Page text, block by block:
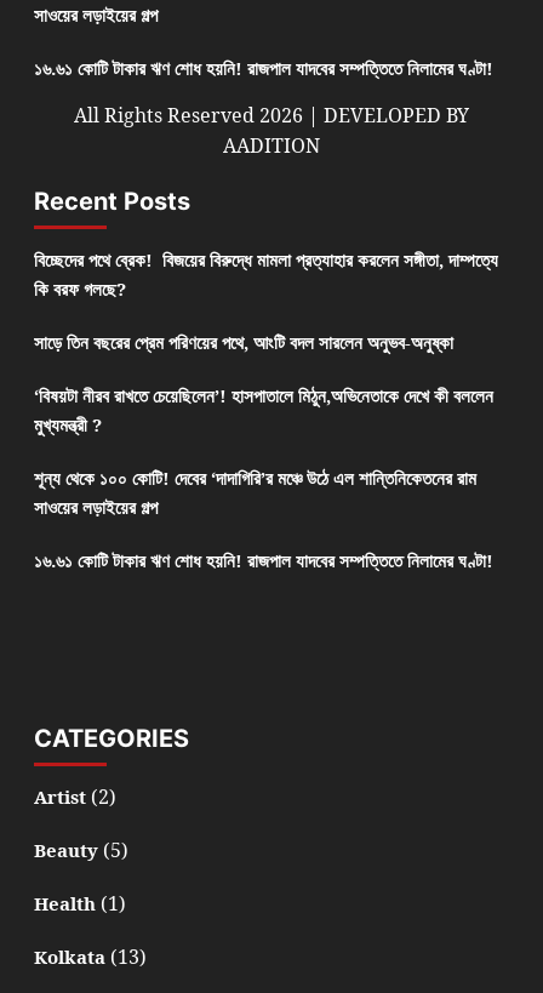
সাওয়ের লড়াইয়ের গল্প
১৬.৬১ কোটি টাকার ঋণ শোধ হয়নি! রাজপাল যাদবের সম্পত্তিতে নিলামের ঘণ্টা!
All Rights Reserved 2026 | DEVELOPED BY
AADITION
Recent Posts
বিচ্ছেদের পথে ব্রেক! বিজয়ের বিরুদ্ধে মামলা প্রত্যাহার করলেন সঙ্গীতা, দাম্পত্যে
কি বরফ গলছে?
সাড়ে তিন বছরের প্রেম পরিণয়ের পথে, আংটি বদল সারলেন অনুভব-অনুষ্কা
‘বিষয়টা নীরব রাখতে চেয়েছিলেন’! হাসপাতালে মিঠুন,অভিনেতাকে দেখে কী বললেন
মুখ্যমন্ত্রী ?
শূন্য থেকে ১০০ কোটি! দেবের ‘দাদাগিরি’র মঞ্চে উঠে এল শান্তিনিকেতনের রাম
সাওয়ের লড়াইয়ের গল্প
১৬.৬১ কোটি টাকার ঋণ শোধ হয়নি! রাজপাল যাদবের সম্পত্তিতে নিলামের ঘণ্টা!
CATEGORIES
Artist(2)
Beauty(5)
Health(1)
Kolkata(13)